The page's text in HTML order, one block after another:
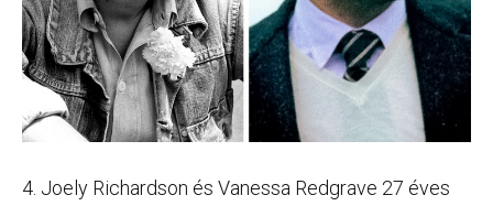
4. Joely Richardson és Vanessa Redgrave 27 éves